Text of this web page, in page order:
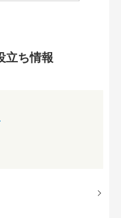
立ち情報